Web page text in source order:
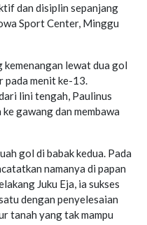
dan disiplin sepanjang
Sport Center, Minggu
lewat dua gol
pada menit ke-13.
lini tengah, Paulinus
gawang dan membawa
gol di babak kedua. Pada
namanya di papan
Juku Eja, ia sukses
dengan penyelesaian
tanah yang tak mampu